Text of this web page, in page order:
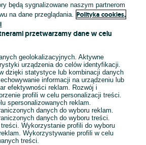
przez konto Google
LUB
będą sygnalizowane naszym partnerom
na dane przeglądania.
Polityka cookies,
przetwarzamy dane w celu
geolokalizacyjnych. Aktywne
urządzenia do celów identyfikacji.
dzięki statystyce lub kombinacji danych
informacji na urządzeniu lub
efektywności reklam. Rozwój i
profili w celu personalizacji treści.
spersonalizowanych reklam.
danych do wyboru reklam.
danych do wyboru treści.
Wykorzystanie profili do wyboru
Wykorzystywanie profili w celu
treści.